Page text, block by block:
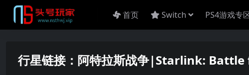
首页 Switch PS4游戏专
行星链接：阿特拉斯战争|Starlink: